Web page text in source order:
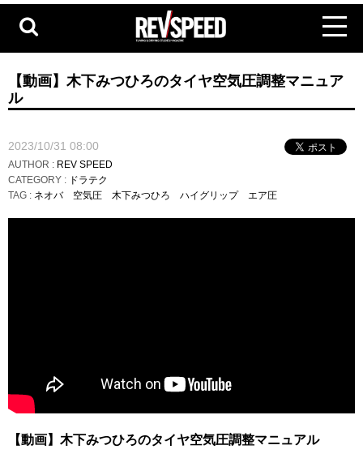
【動画】木下みつひろのタイヤ空気圧調整マニュア
ル
2023/10/31 08:00
AUTHOR : REV SPEED
CATEGORY : ドラテク
TAG : ネオバ 空気圧 木下みつひろ ハイグリップ エア圧
【動画】木下みつひろのタイヤ空気圧調整マニュアル